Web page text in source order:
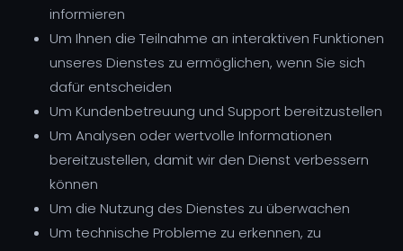
informieren
Um Ihnen die Teilnahme an interaktiven Funktionen
unseres Dienstes zu ermöglichen, wenn Sie sich
dafür entscheiden
Um Kundenbetreuung und Support bereitzustellen
Um Analysen oder wertvolle Informationen
bereitzustellen, damit wir den Dienst verbessern
können
Um die Nutzung des Dienstes zu überwachen
Um technische Probleme zu erkennen, zu